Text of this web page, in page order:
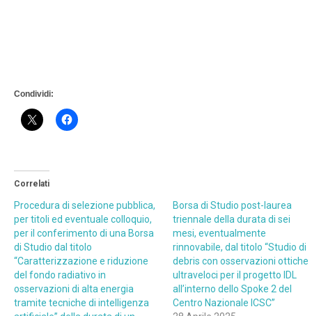
Condividi:
Correlati
Procedura di selezione pubblica,
per titoli ed eventuale colloquio,
per il conferimento di una Borsa
di Studio dal titolo
“Caratterizzazione e riduzione
del fondo radiativo in
osservazioni di alta energia
tramite tecniche di intelligenza
Borsa di Studio post-laurea
triennale della durata di sei
mesi, eventualmente
rinnovabile, dal titolo “Studio di
debris con osservazioni ottiche
ultraveloci per il progetto IDL
all’interno dello Spoke 2 del
Centro Nazionale ICSC”